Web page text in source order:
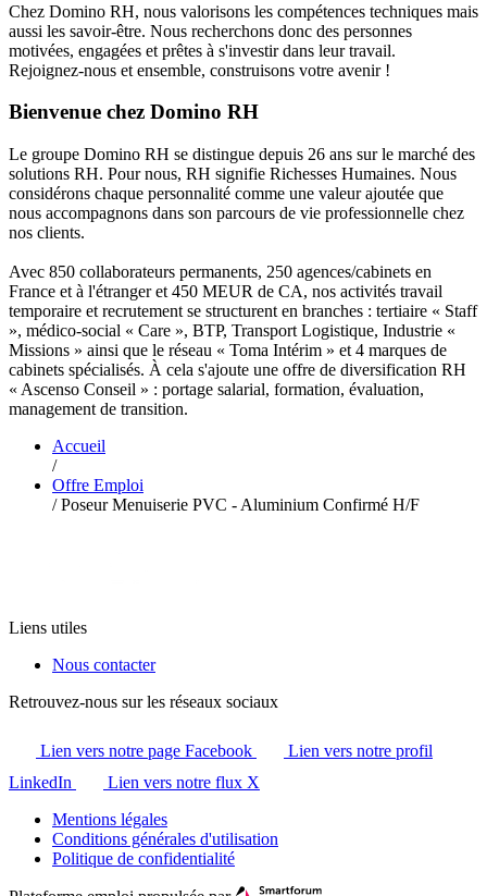
Chez Domino RH, nous valorisons les compétences techniques mais
aussi les savoir-être. Nous recherchons donc des personnes
motivées, engagées et prêtes à s'investir dans leur travail.
Rejoignez-nous et ensemble, construisons votre avenir !
Bienvenue chez Domino RH
Le groupe Domino RH se distingue depuis 26 ans sur le marché des
solutions RH. Pour nous, RH signifie Richesses Humaines. Nous
considérons chaque personnalité comme une valeur ajoutée que
nous accompagnons dans son parcours de vie professionnelle chez
nos clients.
Avec 850 collaborateurs permanents, 250 agences/cabinets en
France et à l'étranger et 450 MEUR de CA, nos activités travail
temporaire et recrutement se structurent en branches : tertiaire « Staff
», médico-social « Care », BTP, Transport Logistique, Industrie «
Missions » ainsi que le réseau « Toma Intérim » et 4 marques de
cabinets spécialisés. À cela s'ajoute une offre de diversification RH
« Ascenso Conseil » : portage salarial, formation, évaluation,
management de transition.
Accueil
/
Offre Emploi
/ Poseur Menuiserie PVC - Aluminium Confirmé H/F
Liens utiles
Nous contacter
Retrouvez-nous sur les réseaux sociaux
Lien vers notre page Facebook
Lien vers notre profil
LinkedIn
Lien vers notre flux X
Mentions légales
Conditions générales d'utilisation
Politique de confidentialité